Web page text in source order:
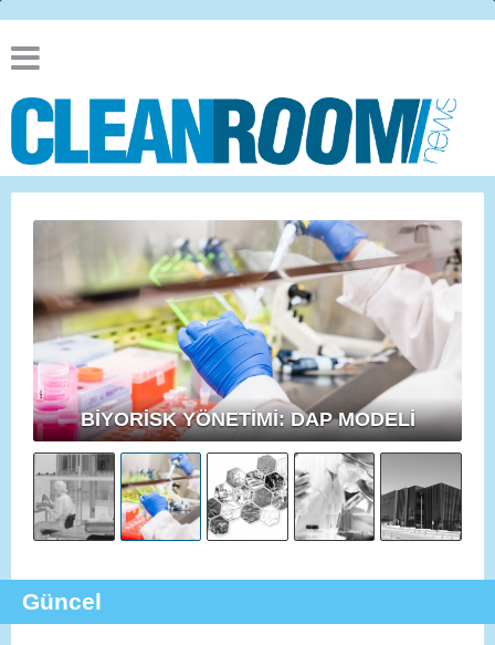
BİYORİSK YÖNETİMİ: DAP MODELİ
Güncel